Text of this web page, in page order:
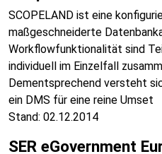
SCOPELAND ist eine
maßgeschneiderte
Workflowfunktionalität sind
individuell im Einzelfall
Dementsprechend versteht
ein DMS für eine reine Umset
Stand: 02.12.2014
SER eGovernment